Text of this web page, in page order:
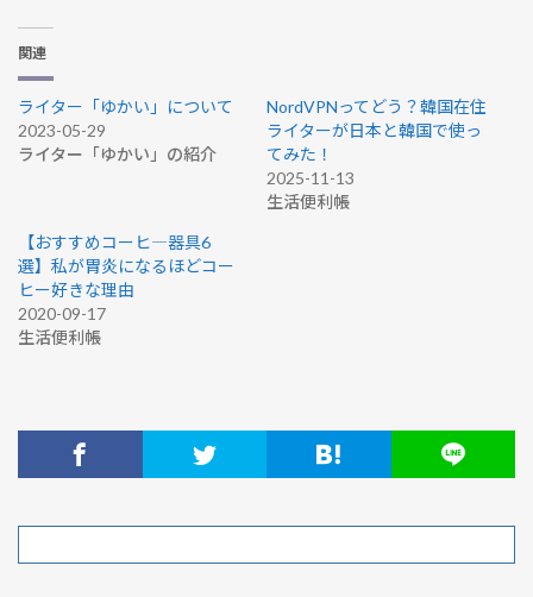
関連
ライター「ゆかい」について
2023-05-29
ライター「ゆかい」の紹介
NordVPNってどう？韓国在住
ライターが日本と韓国で使っ
てみた！
2025-11-13
生活便利帳
【おすすめコーヒ―器具6
選】私が胃炎になるほどコー
ヒー好きな理由
2020-09-17
生活便利帳